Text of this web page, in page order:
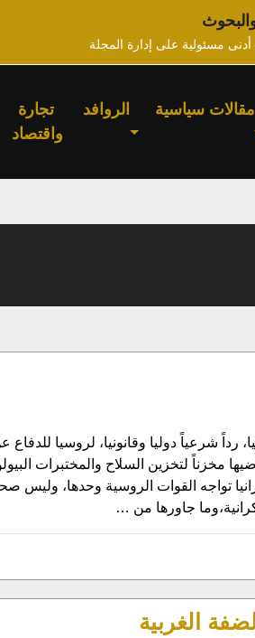
مسئولية على إدارة المجلة
مقالات سياسية الروافد
تجارة
واقتصاد
رداً شرعياً دوليا وقانونيا، لروسيا للدفاع
مخزناً لتخزين السلاح والمختبرات
تواجه القوات الروسية وحدها، وليس
جاورها من …
الغربية